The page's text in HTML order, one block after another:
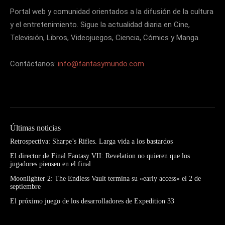
Portal web y comunidad orientados a la difusión de la cultura
y el entretenimiento. Sigue la actualidad diaria en Cine,
Televisión, Libros, Videojuegos, Ciencia, Cómics y Manga.
Contáctanos: info@fantasymundo.com
Últimas noticias
Retrospectiva: Sharpe’s Rifles. Larga vida a los bastardos
El director de Final Fantasy VII: Revelation no quieren que los
jugadores piensen en el final
Moonlighter 2: The Endless Vault termina su «early access» el 2 de
septiembre
El próximo juego de los desarrolladores de Expedition 33